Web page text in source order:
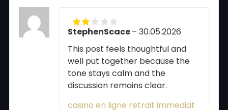
Rated
of 5
StephenScace– 30.05.2026
This post feels thoughtful and
well put together because the
tone stays calm and the
discussion remains clear.
casino en ligne retrait immediat